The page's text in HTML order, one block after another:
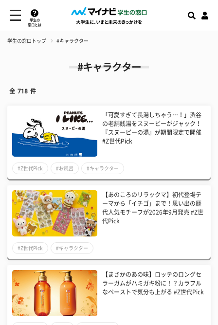
学生の
窓口とは
学生の窓口トップ #キャラクター
#キャラクター
全 718 件
「可愛すぎて長湯しちゃう…！」渋谷
の老舗銭湯をスヌーピーがジャック！
『スヌーピーの湯』が期間限定で開催
#Z世代Pick
#Z世代Pick #お風呂 #キャラクター
【あのころのリラックマ】初代登場テ
ーマから「イチゴ」まで！思い出の歴
代人気モチーフが2026年9月発売 #Z世
代Pick
#Z世代Pick #キャラクター
【まさかのあの味】ロッテのロングセ
ラーガムがハミガキ粉に！？カラフル
なペーストで気分も上がる #Z世代Pick